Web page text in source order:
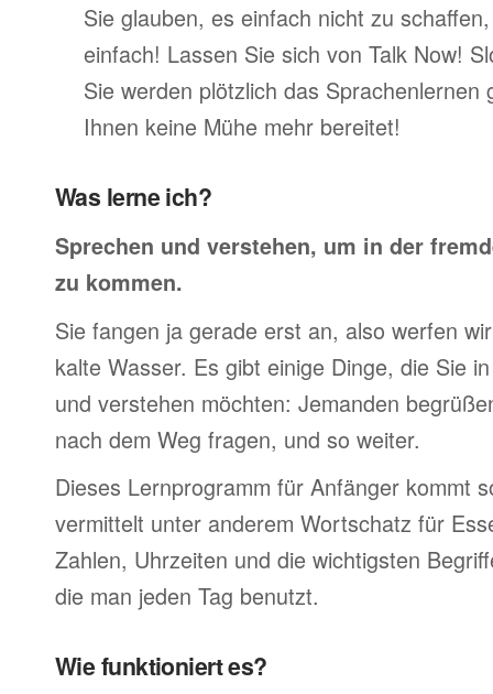
Sie glauben, es einfach nicht zu
einfach! Lassen Sie sich von Talk Now!
Sie werden plötzlich das Sprachenlernen
Ihnen keine Mühe mehr bereitet!
Was lerne ich?
Sprechen und verstehen, um in der
zu kommen.
Sie fangen ja gerade erst an, also werfen
kalte Wasser. Es gibt einige Dinge, die Sie
und verstehen möchten: Jemanden
nach dem Weg fragen, und so weiter.
Dieses Lernprogramm für Anfänger kommt
vermittelt unter anderem Wortschatz für
Zahlen, Uhrzeiten und die wichtigsten
die man jeden Tag benutzt.
Wie funktioniert es?